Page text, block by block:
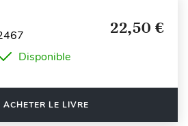
22,50 €
Disponible
ACHETER LE LIVRE